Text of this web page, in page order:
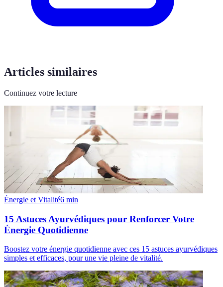
Articles similaires
Continuez votre lecture
Énergie et Vitalité6 min
15 Astuces Ayurvédiques pour Renforcer Votre
Énergie Quotidienne
Boostez votre énergie quotidienne avec ces 15 astuces ayurvédiques
simples et efficaces, pour une vie pleine de vitalité.